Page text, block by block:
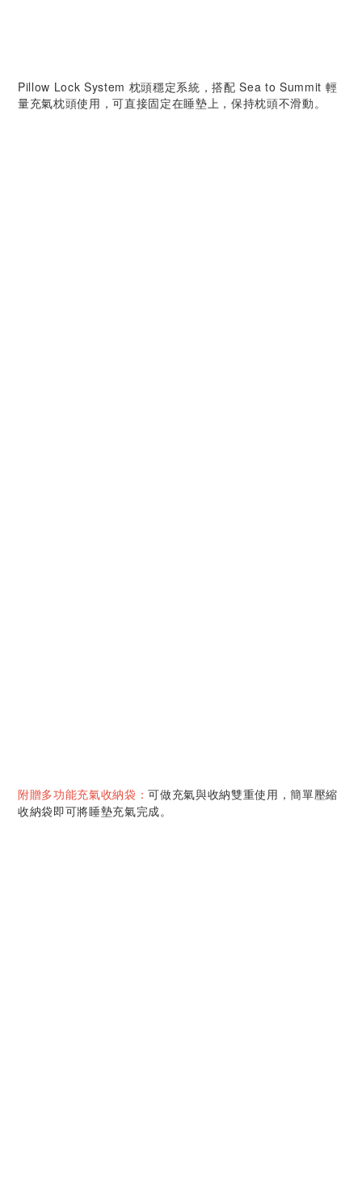
Pillow Lock System 枕頭穩定系統，搭配 Sea to Summit 輕
量充氣枕頭使用，可直接固定在睡墊上，保持枕頭不滑動。
附贈多功能充氣收納袋：可做充氣與收納雙重使用，簡單壓縮
收納袋即可將睡墊充氣完成。